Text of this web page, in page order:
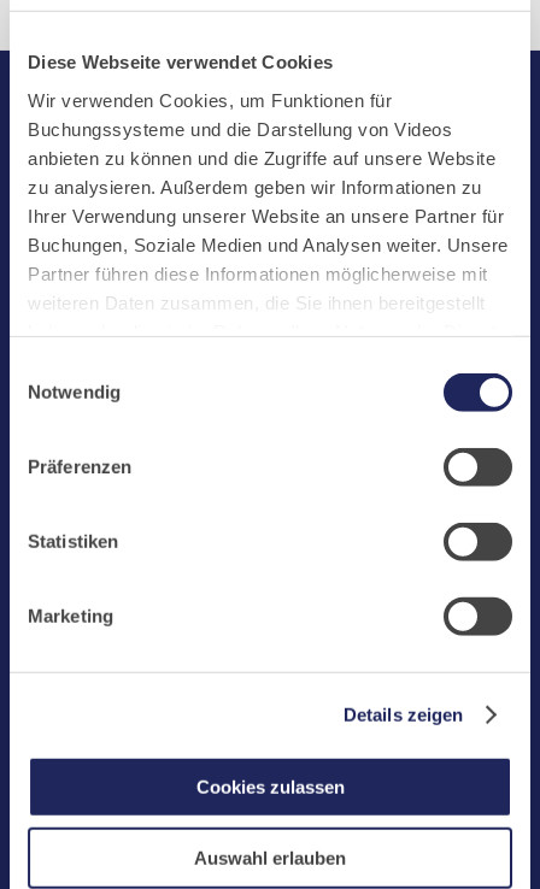
Diese Webseite verwendet Cookies
Wir verwenden Cookies, um Funktionen für
Buchungssysteme und die Darstellung von Videos
anbieten zu können und die Zugriffe auf unsere Website
zu analysieren. Außerdem geben wir Informationen zu
Ihrer Verwendung unserer Website an unsere Partner für
Buchungen, Soziale Medien und Analysen weiter. Unsere
Partner führen diese Informationen möglicherweise mit
weiteren Daten zusammen, die Sie ihnen bereitgestellt
challenges.cloudflare.com: Wir verwenden das online
Buchungssystem MEWS in unserem Hotel und unserem
übermittelt. Cookies von eu5.bookingkit.de: Wir
Buchungen von Bibliotheks- und Klosterführungen. Um
Buchungen durchführen zu können akzeptieren Sie bitte
Notwendig
Präferenzen
Statistiken
Marketing
Details zeigen
Cookies zulassen
Auswahl erlauben
Start
Aktuelles
Kloster
Klosterbetriebe
Spenden
Laacher See
Jobs
Fax: +49 (0) 2652 59-359
www.maria-laach.de